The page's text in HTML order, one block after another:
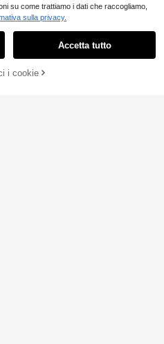
AL CARRELLO
su come trattiamo i dati che raccogliamo,
sulla privacy.
Accetta tutto
i cookie